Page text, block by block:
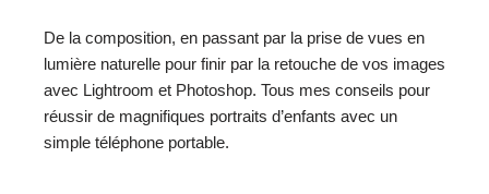
De la composition, en passant par la prise de vues en
lumière naturelle pour finir par la retouche de vos images
avec Lightroom et Photoshop. Tous mes conseils pour
réussir de magnifiques portraits d’enfants avec un
simple téléphone portable.